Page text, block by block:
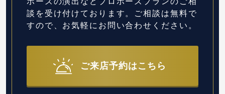
談を受け付けております。 ご相談は無料で
すので、お気軽にお問い合わせください。
ご来店予約はこちら